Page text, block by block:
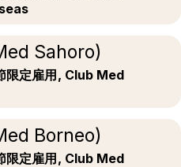
Sahoro)
限定雇用, Club Med
Borneo)
限定雇用, Club Med